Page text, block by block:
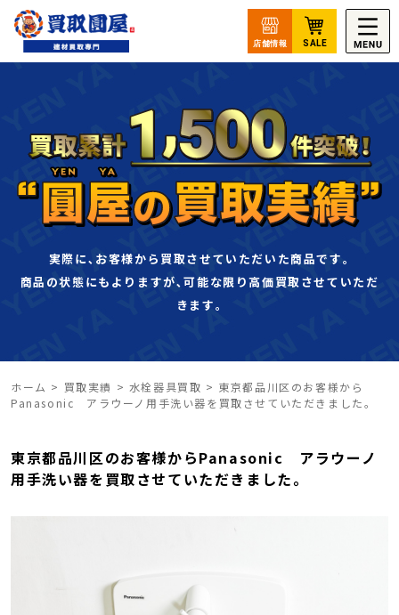
実際に､お客様から買取させていただいた商品です｡
商品の状態にもよりますが､可能な限り高価買取させていただ
きます｡
ホーム > 買取実績 > 水栓器具買取 > 東京都品川区のお客様から
Panasonic アラウーノ用手洗い器を買取させていただきました。
東京都品川区のお客様からPanasonic アラウーノ
用手洗い器を買取させていただきました。